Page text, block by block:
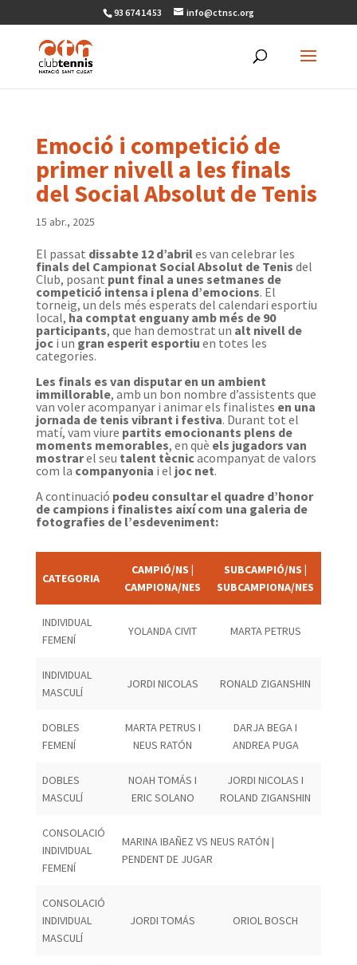
93 674 14 53 info@ctnsc.org
Emoció i competició de
primer nivell a les finals
del Social Absolut de Tenis
15 abr., 2025
El passat dissabte 12 d’abriles van celebrar les
finals del Campionat Social Absolut de Tenis del
Club, posant punt final a unes setmanes de
competició intensa i plena d’emocions. El
torneig, un dels més esperats del calendari esportiu
local, ha comptat enguany amb més de 90
participants, que han demostrat un alt nivell de
joci un gran esperit esportiu en totes les
categories.
Les finals es van disputar en un ambient
immillorable, amb un bon nombre d’assistents que
van voler acompanyar i animar els finalistes en una
jornada de tenis vibrant i festiva. Durant tot el
matí, vam viure partits emocionants plens de
moments memorables, en què els jugadors van
mostrarel seu talent tècnicacompanyat de valors
com la companyonia i el joc net.
A continuació podeu consultar el quadre d’honor
de campions i finalistes així com una galeria de
fotografies de l’esdeveniment:
CATEGORIA
CAMPIÓ/NS |
CAMPIONA/NES
SUBCAMPIÓ/NS |
SUBCAMPIONA/NES
INDIVIDUAL
FEMENÍ
YOLANDA CIVIT MARTA PETRUS
INDIVIDUAL
MASCULÍ
JORDI NICOLAS RONALD ZIGANSHIN
DOBLES
FEMENÍ
MARTA PETRUS I
NEUS RATÓN
DARJA BEGA I
ANDREA PUGA
DOBLES
MASCULÍ
NOAH TOMÁS I
ERIC SOLANO
JORDI NICOLAS I
ROLAND ZIGANSHIN
CONSOLACIÓ
INDIVIDUAL
FEMENÍ
MARINA IBAÑEZ VS NEUS RATÓN |
PENDENT DE JUGAR
CONSOLACIÓ
INDIVIDUAL
MASCULÍ
JORDI TOMÁS ORIOL BOSCH